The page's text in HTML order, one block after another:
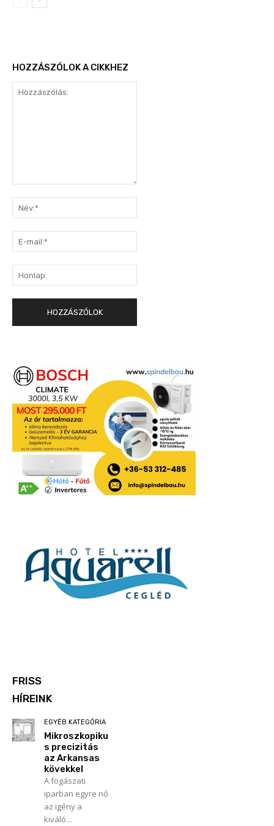
HOZZÁSZÓLOK A CIKKHEZ
mail:*
FRISS
HÍREINK
EGYÉB KATEGÓRIA
Mikroszkopiku
s precizitás
az Arkansas
kövekkel
A fogászati
iparban egyre nő
az igény a
kiváló...